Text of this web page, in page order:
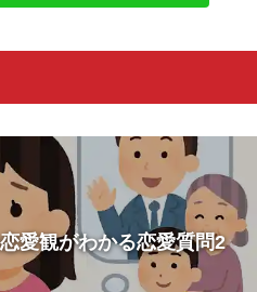
愛観がわかる恋愛質問2